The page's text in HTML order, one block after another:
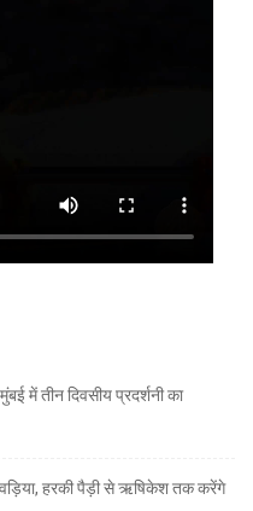
में तीन दिवसीय प्रदर्शनी का
हरकी पैड़ी से ऋषिकेश तक करेंगे